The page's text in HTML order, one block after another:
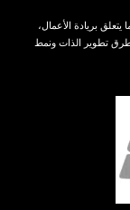
بريادة الأعمال،
طرق تطوير الذات ونمط